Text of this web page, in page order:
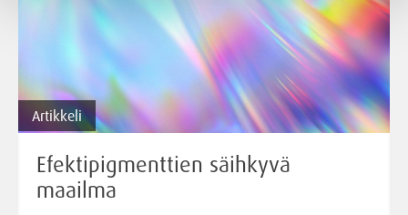
Artikkeli
Efektipigmenttien säihkyvä
maailma